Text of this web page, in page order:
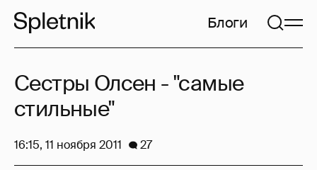
Блоги
Сестры Олсен - "самые
стильные"
16:15, 11 ноября 2011 27